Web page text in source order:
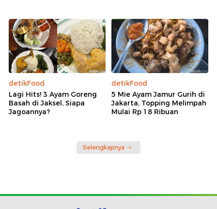
detikFood
Lagi Hits! 3 Ayam Goreng
Basah di Jaksel, Siapa
Jagoannya?
detikFood
5 Mie Ayam Jamur Gurih di
Jakarta, Topping Melimpah
Mulai Rp 18 Ribuan
Selengkapnya